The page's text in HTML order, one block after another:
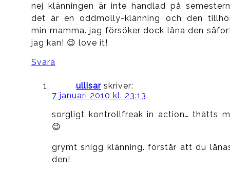
nej klänningen är inte handlad på
det är en oddmolly-klänning och den
min mamma. jag försöker dock låna den
jag kan! 😉 love it!
Svara
ullisar skriver:
7 januari 2010 kl. 23:13
sorgligt kontrollfreak in action… thätts
😉
grymt snigg klänning. förstår att du
den!